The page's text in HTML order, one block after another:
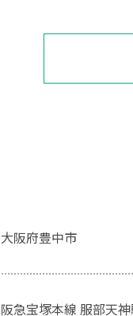
大阪府豊中市
阪急宝塚本線 服部天